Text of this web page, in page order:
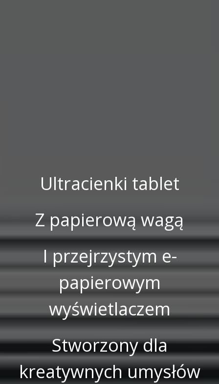
Ultracienki tablet
Z papierową wagą
I przejrzystym e-
papierowym
wyświetlaczem
Stworzony dla
kreatywnych umysłów